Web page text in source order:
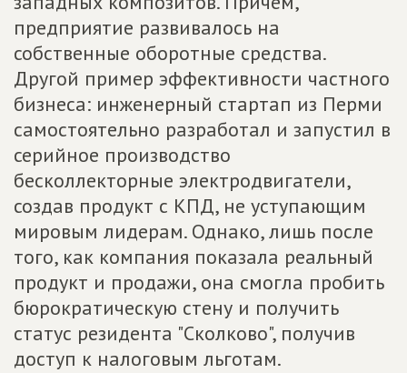
предприятие развивалось на
собственные оборотные средства.
Другой пример эффективности частного
бизнеса: инженерный стартап из Перми
самостоятельно разработал и запустил в
серийное производство
бесколлекторные электродвигатели,
создав продукт с КПД, не уступающим
мировым лидерам. Однако, лишь после
того, как компания показала реальный
продукт и продажи, она смогла пробить
бюрократическую стену и получить
статус резидента "Сколково", получив
доступ к налоговым льготам.